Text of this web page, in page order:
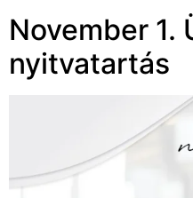
November 1.
nyitvatartás